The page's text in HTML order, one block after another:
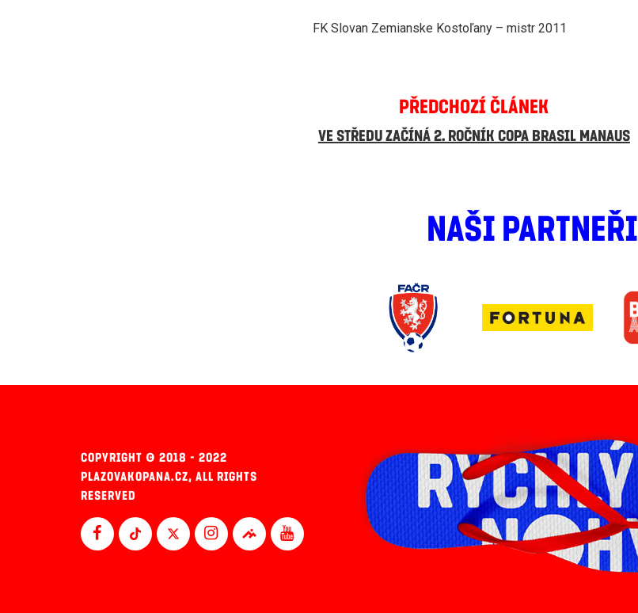
FK Slovan Zemianske Kostoľany – mistr 2011
PŘEDCHOZÍ ČLÁNEK
VE STŘEDU ZAČÍNÁ 2. ROČNÍK COPA BRASIL MANAUS
NAŠI PARTNEŘI
COPYRIGHT © 2018 - 2022
PLAZOVAKOPANA.CZ, ALL RIGHTS
RESERVED